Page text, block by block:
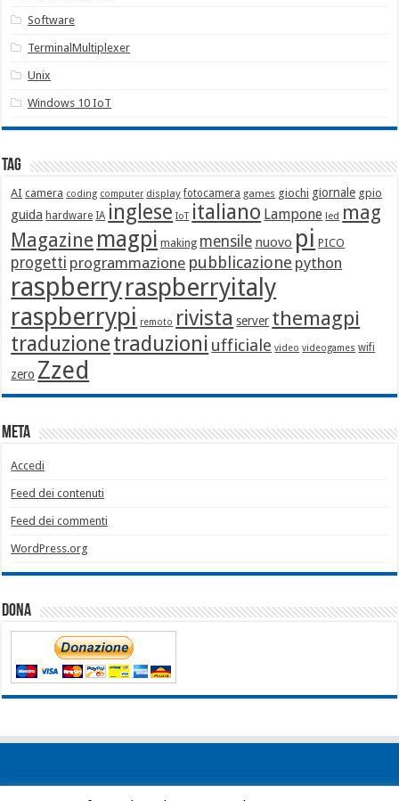
Software
TerminalMultiplexer
Unix
Windows 10 IoT
Tag
AI camera coding computer display fotocamera games giochi giornale gpio
guida hardware IA inglese IoT italiano Lampone led mag
Magazine magpi making mensile nuovo pi PICO
progetti programmazione pubblicazione python
raspberryraspberryitaly
raspberrypi remoto rivista server themagpi
traduzionetraduzioni ufficiale video videogames wifi
zero Zzed
Meta
Accedi
Feed dei contenuti
Feed dei commenti
WordPress.org
Dona